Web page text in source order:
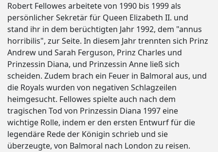
Robert Fellowes arbeitete von 1990 bis 1999 als
persönlicher Sekretär für Queen Elizabeth II. und
stand ihr in dem berüchtigten Jahr 1992, dem "annus
horribilis", zur Seite. In diesem Jahr trennten sich Prinz
Andrew und Sarah Ferguson, Prinz Charles und
Prinzessin Diana, und Prinzessin Anne ließ sich
scheiden. Zudem brach ein Feuer in Balmoral aus, und
die Royals wurden von negativen Schlagzeilen
heimgesucht. Fellowes spielte auch nach dem
tragischen Tod von Prinzessin Diana 1997 eine
wichtige Rolle, indem er den ersten Entwurf für die
legendäre Rede der Königin schrieb und sie
überzeugte, von Balmoral nach London zu reisen.